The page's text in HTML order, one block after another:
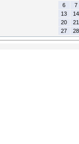
6
7
13
14
20
21
27
28